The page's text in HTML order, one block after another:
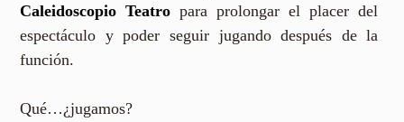
Caleidoscopio Teatro para prolongar el placer del
espectáculo y poder seguir jugando después de la
función.
Qué…¿jugamos?